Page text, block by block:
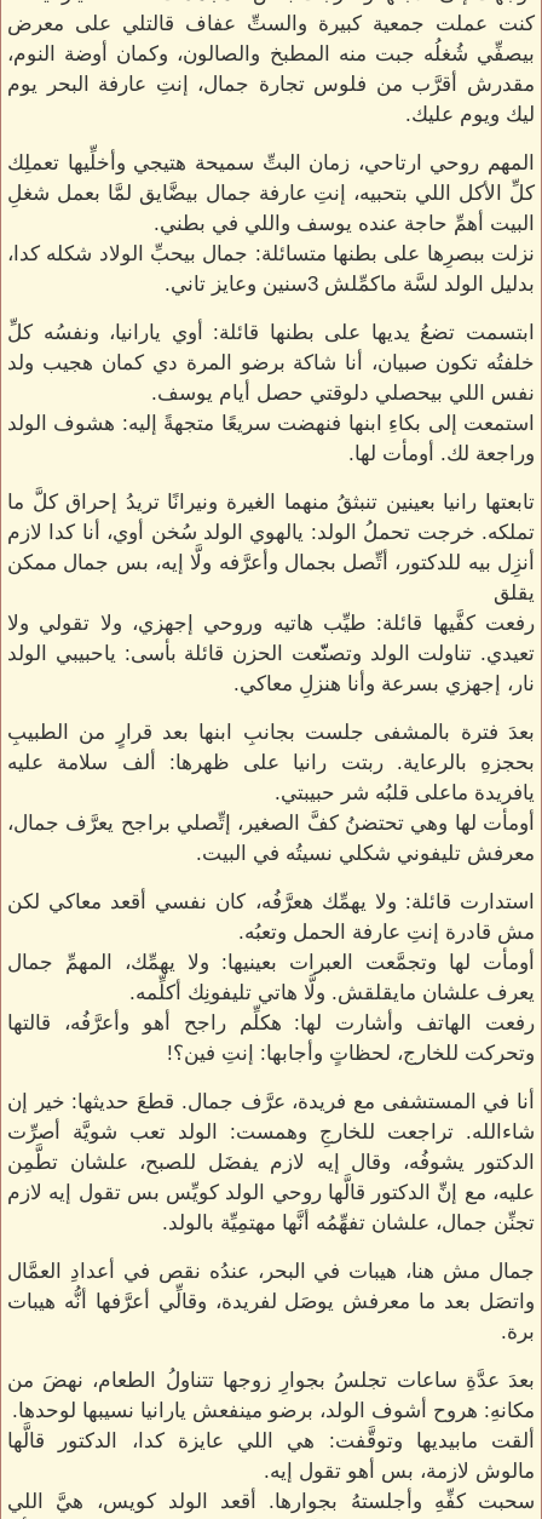
كنت عملت جمعية كبيرة والستِّ عفاف قالتلي على معرض
بيصفِّي شُغلُه جبت منه المطبخ والصالون، وكمان أوضة النوم،
مقدرش أقرَّب من فلوس تجارة جمال، إنتِ عارفة البحر يوم
ليك ويوم عليك.
المهم روحي ارتاحي، زمان البتِّ سميحة هتيجي وأخلِّيها تعملِك
كلِّ الأكل اللي بتحبيه، إنتِ عارفة جمال بيضَّايق لمَّا بعمل شغلِ
البيت أهمِّ حاجة عنده يوسف واللي في بطني.
نزلت ببصرِها على بطنها متسائلة: جمال بيحبِّ الولاد شكله كدا،
بدليل الولد لسَّة ماكمِّلش 3سنين وعايز تاني.
ابتسمت تضعُ يديها على بطنها قائلة: أوي يارانيا، ونفسُه كلِّ
خلفتُه تكون صبيان، أنا شاكة برضو المرة دي كمان هجيب ولد
نفس اللي بيحصلي دلوقتي حصل أيام يوسف.
استمعت إلى بكاءِ ابنها فنهضت سريعًا متجهةً إليه: هشوف الولد
وراجعة لك. أومأت لها.
تابعتها رانيا بعينين تنبثقُ منهما الغيرة ونيرانًا تريدُ إحراق كلَّ ما
تملكه. خرجت تحملُ الولد: يالهوي الولد سُخن أوي، أنا كدا لازم
أنزِل بيه للدكتور، أتِّصل بجمال وأعرَّفه ولَّا إيه، بس جمال ممكن
يقلق
رفعت كفَّيها قائلة: طيِّب هاتيه وروحي إجهزي، ولا تقولي ولا
تعيدي. تناولت الولد وتصنّّعت الحزن قائلة بأسى: ياحبيبي الولد
نار، إجهزي بسرعة وأنا هنزلِ معاكي.
بعدَ فترة بالمشفى جلست بجانبِ ابنها بعد قرارٍ من الطبيبِ
بحجزهِ بالرعاية. ربتت رانيا على ظهرها: ألف سلامة عليه
يافريدة ماعلى قلبُه شر حبيبتي.
أومأت لها وهي تحتضنُ كفَّ الصغير، إتِّصلي براجح يعرَّف جمال،
معرفش تليفوني شكلي نسيتُه في البيت.
استدارت قائلة: ولا يهمِّك هعرَّفُه، كان نفسي أقعد معاكي لكن
مش قادرة إنتِ عارفة الحمل وتعبُه.
أومأت لها وتجمَّعت العبرات بعينيها: ولا يهمِّك، المهمِّ جمال
يعرف علشان مايقلقش. ولَّا هاتي تليفونِك أكلِّمه.
رفعت الهاتف وأشارت لها: هكلِّم راجح أهو وأعرَّفُه، قالتها
وتحركت للخارج، لحظاتٍ وأجابها: إنتِ فين؟!
أنا في المستشفى مع فريدة، عرَّف جمال. قطعَ حديثها: خير إن
شاءالله. تراجعت للخارجِ وهمست: الولد تعب شويَّة أصرِّت
الدكتور يشوفُه، وقال إيه لازم يفضَل للصبح، علشان تطَّمِن
عليه، مع إنِّ الدكتور قالَّها روحي الولد كويِّس بس تقول إيه لازم
تجنِّن جمال، علشان تفهِّمُه أنَّها مهتمِيِّة بالولد.
جمال مش هنا، هيبات في البحر، عندُه نقص في أعدادِ العمَّال
واتصَل بعد ما معرفش يوصَل لفريدة، وقالِّي أعرَّفها أنُّه هيبات
برة.
بعدَ عدَّةِ ساعات تجلسُ بجوارِ زوجها تتناولُ الطعام، نهضَ من
مكانهِ: هروح أشوف الولد، برضو مينفعش يارانيا نسيبها لوحدها.
ألقت مابيديها وتوقَّفت: هي اللي عايزة كدا، الدكتور قالَّها
مالوش لازمة، بس أهو تقول إيه.
سحبت كفِّهِ وأجلستهُ بجوارها. أقعد الولد كويس، هيَّ اللي